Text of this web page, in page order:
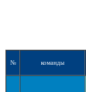
№ команды